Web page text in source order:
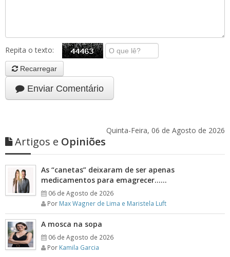
Repita o texto:
Recarregar
Enviar Comentário
Quinta-Feira, 06 de Agosto de 2026
Artigos e Opiniões
As “canetas” deixaram de ser apenas
medicamentos para emagrecer……
06 de Agosto de 2026
Por Max Wagner de Lima e Maristela Luft
A mosca na sopa
06 de Agosto de 2026
Por Kamila Garcia